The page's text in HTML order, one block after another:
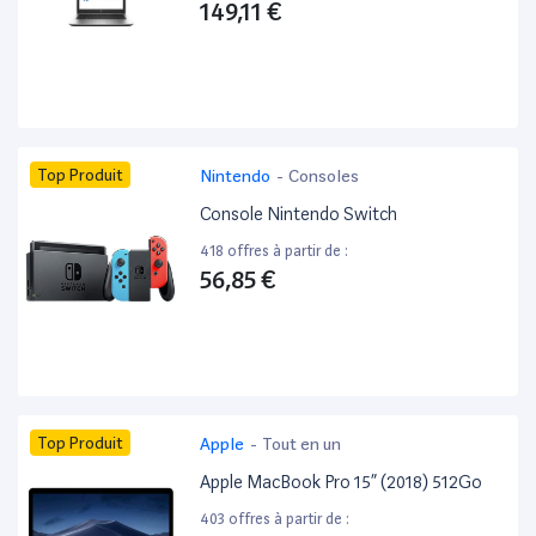
149,11 €
Top Produit Nintendo - Consoles
Console Nintendo Switch
418 offres à partir de :
56,85 €
Top Produit Apple - Tout en un
Apple MacBook Pro 15” (2018) 512Go
403 offres à partir de :